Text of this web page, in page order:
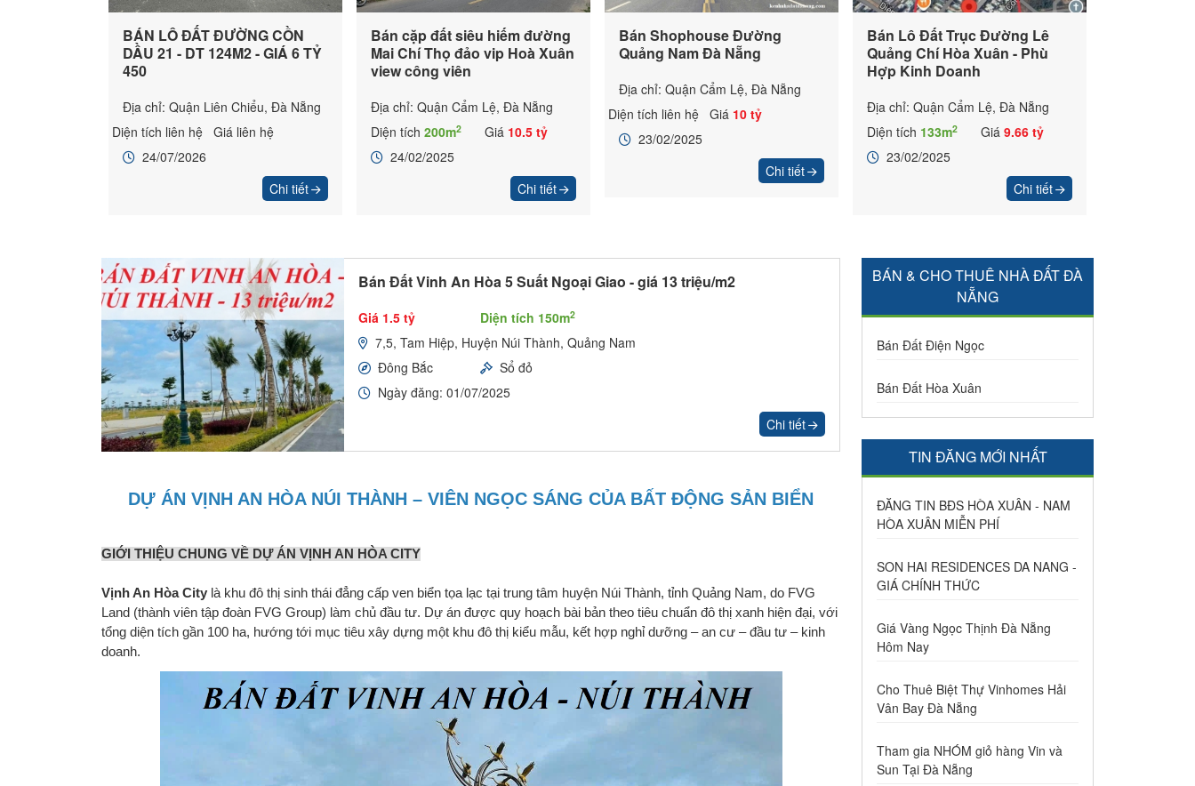
BÁN LÔ ĐẤT ĐƯỜNG CỒN
DẦU 21 - DT 124M2 - GIÁ 6 TỶ
450
Địa chỉ: Quận Liên Chiểu, Đà Nẵng
Diện tích liên hệ Giá liên hệ
24/07/2026
Chi tiết
Bán cặp đất siêu hiếm đường
Mai Chí Thọ đảo vip Hoà Xuân
view công viên
Địa chỉ: Quận Cẩm Lệ, Đà Nẵng
Diện tích 200m2 Giá 10.5 tỷ
24/02/2025
Chi tiết
Bán Shophouse Đường
Quảng Nam Đà Nẵng
Địa chỉ: Quận Cẩm Lệ, Đà Nẵng
Diện tích liên hệ Giá 10 tỷ
23/02/2025
Chi tiết
Bán Lô Đất Trục Đường Lê
Quảng Chí Hòa Xuân - Phù
Hợp Kinh Doanh
Địa chỉ: Quận Cẩm Lệ, Đà Nẵng
Diện tích 133m2 Giá 9.66 tỷ
23/02/2025
Chi tiết
Bán Đất Vinh An Hòa 5 Suất Ngoại Giao - giá 13 triệu/m2
Giá 1.5 tỷ Diện tích 150m2
7,5, Tam Hiệp, Huyện Núi Thành, Quảng Nam
Đông Bắc
Sổ đỏ
Ngày đăng: 01/07/2025
Chi tiết
DỰ ÁN VỊNH AN HÒA NÚI THÀNH – VIÊN NGỌC SÁNG CỦA BẤT ĐỘNG SẢN BIỂN
GIỚI THIỆU CHUNG VỀ DỰ ÁN VỊNH AN HÒA CITY
Vịnh An Hòa City là khu đô thị sinh thái đẳng cấp ven biển tọa lạc tại trung tâm huyện Núi Thành, tỉnh Quảng Nam, do FVG
Land (thành viên tập đoàn FVG Group) làm chủ đầu tư. Dự án được quy hoạch bài bản theo tiêu chuẩn đô thị xanh hiện đại, với
tổng diện tích gần 100 ha, hướng tới mục tiêu xây dựng một khu đô thị kiểu mẫu, kết hợp nghỉ dưỡng – an cư – đầu tư – kinh
doanh.
BÁN & CHO THUÊ NHÀ ĐẤT ĐÀ
NẴNG
Bán Đất Điện Ngọc
Bán Đất Hòa Xuân
TIN ĐĂNG MỚI NHẤT
ĐĂNG TIN BĐS HÒA XUÂN - NAM
HÒA XUÂN MIỄN PHÍ
SON HAI RESIDENCES DA NANG -
GIÁ CHÍNH THỨC
Giá Vàng Ngọc Thịnh Đà Nẵng
Hôm Nay
Cho Thuê Biệt Thự Vinhomes Hải
Vân Bay Đà Nẵng
Tham gia NHÓM giỏ hàng Vin và
Sun Tại Đà Nẵng